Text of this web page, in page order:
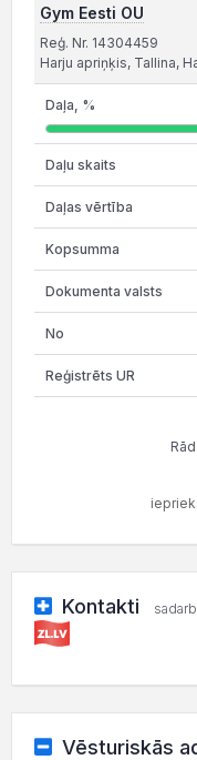
Gym Eesti OU
Reģ. Nr. 14304459
Harju apriņķis, Tallina,
Kontakti
Vēsturiskās